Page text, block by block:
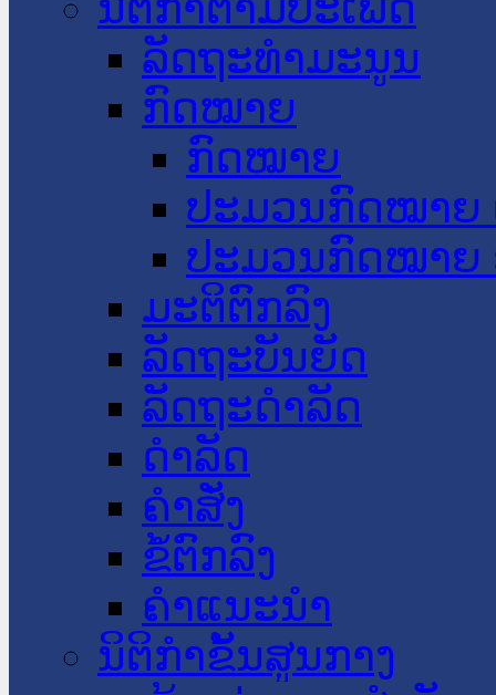
ລັດຖະທໍາມະນູນ
ກົດໝາຍ
ກົດໝາຍ
ປະມວນກົດໝາຍ
ປະມວນກົດໝາຍ
ມະຕິຕົກລົງ
ລັດຖະບັນຍັດ
ລັດຖະດໍາລັດ
ດໍາລັດ
ຄໍາສັ່ງ
ຂໍ້ຕົກລົງ
ຄໍາແນະນໍາ
ນິຕິກຳຂັ້ນສູນກາງ